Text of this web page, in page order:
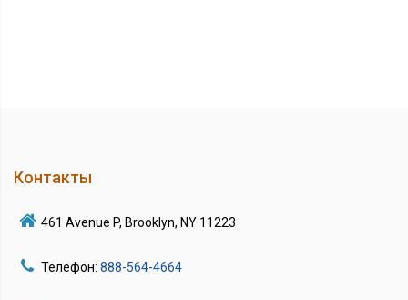
Контакты
461 Avenue P, Brooklyn, NY 11223
Телефон: 888-564-4664